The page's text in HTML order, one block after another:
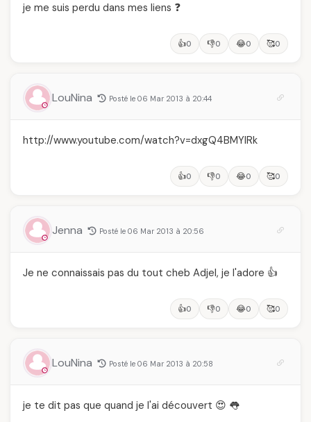
je me suis perdu dans mes liens ❓
👍0 👎0 😂0 🥰0
LouNina Posté le 06 Mar 2013 à 20:44
http://www.youtube.com/watch?v=dxgQ4BMYIRk
👍0 👎0 😂0 🥰0
Jenna Posté le 06 Mar 2013 à 20:56
Je ne connaissais pas du tout cheb Adjel, je l'adore 👍
👍0 👎0 😂0 🥰0
LouNina Posté le 06 Mar 2013 à 20:58
je te dit pas que quand je l'ai découvert 😍 👅